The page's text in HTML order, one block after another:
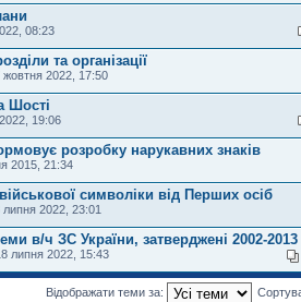
08:23
та організації
жовтня 2022, 17:50
Шості
19:06
розробку нарукавних знаків
2015, 21:34
символіки від Перших осіб
липня 2022, 23:01
в/ч ЗС України, затверджені 2002-2013
липня 2022, 15:43
Відображати теми за: